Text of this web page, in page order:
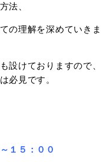
法、
の理解を深めていきま
設けておりますので、
必見です。
１５：００